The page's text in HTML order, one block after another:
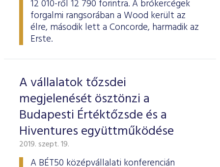
12 010-ről 12 790 forintra. A brókercégek
forgalmi rangsorában a Wood került az
élre, második lett a Concorde, harmadik az
Erste.
A vállalatok tőzsdei
megjelenését ösztönzi a
Budapesti Értéktőzsde és a
Hiventures együttműködése
2019. szept. 19.
A BÉT50 középvállalati konferencián